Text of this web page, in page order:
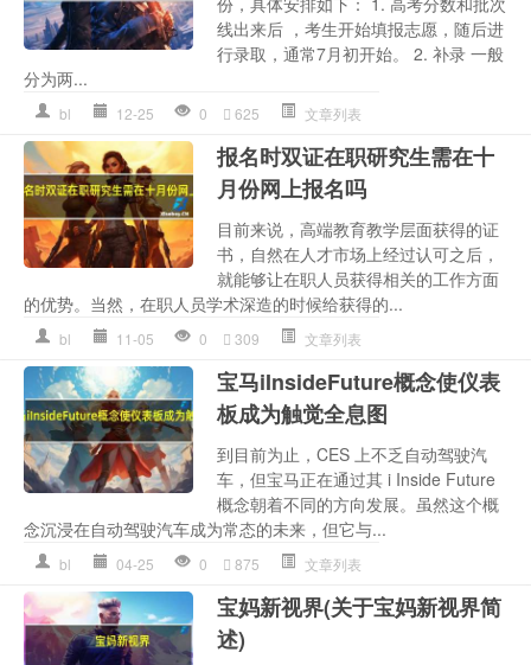
线出来后 ，考生开始填报志愿，随后进
行录取，通常7月初开始。 2. 补录 一般
分为两...
bl 12-25 0 625 文章列表
报名时双证在职研究生需在十
月份网上报名吗
目前来说，高端教育教学层面获得的证
书，自然在人才市场上经过认可之后，
就能够让在职人员获得相关的工作方面
的优势。当然，在职人员学术深造的时候给获得的...
bl 11-05 0 309 文章列表
宝马iInsideFuture概念使仪表
板成为触觉全息图
到目前为止，CES 上不乏自动驾驶汽
车，但宝马正在通过其 i Inside Future
概念朝着不同的方向发展。虽然这个概
念沉浸在自动驾驶汽车成为常态的未来，但它与...
bl 04-25 0 875 文章列表
宝妈新视界(关于宝妈新视界简
述)